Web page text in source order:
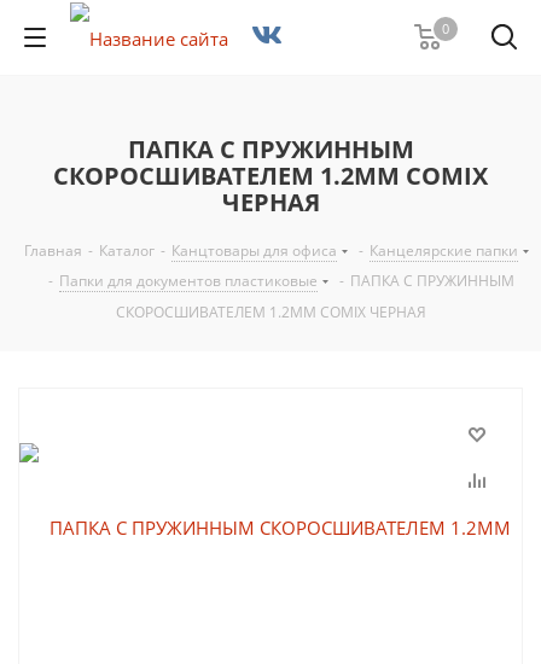
0
ПАПКА С ПРУЖИННЫМ
СКОРОСШИВАТЕЛЕМ 1.2ММ COMIX
ЧЕРНАЯ
Главная - Каталог - Канцтовары для офиса - Канцелярские папки
- Папки для документов пластиковые - ПАПКА С ПРУЖИННЫМ
СКОРОСШИВАТЕЛЕМ 1.2ММ COMIX ЧЕРНАЯ